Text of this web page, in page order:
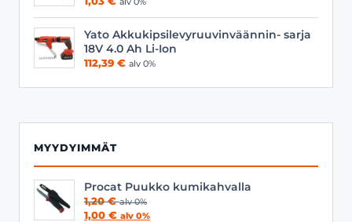
Yato Akkukipsilevyruuvinväännin- sarja
18V 4.0 Ah Li-Ion
112,39 € alv 0%
MYYDYIMMÄT
Procat Puukko kumikahvalla
1,20€ alv 0%
1,00 € alv 0%